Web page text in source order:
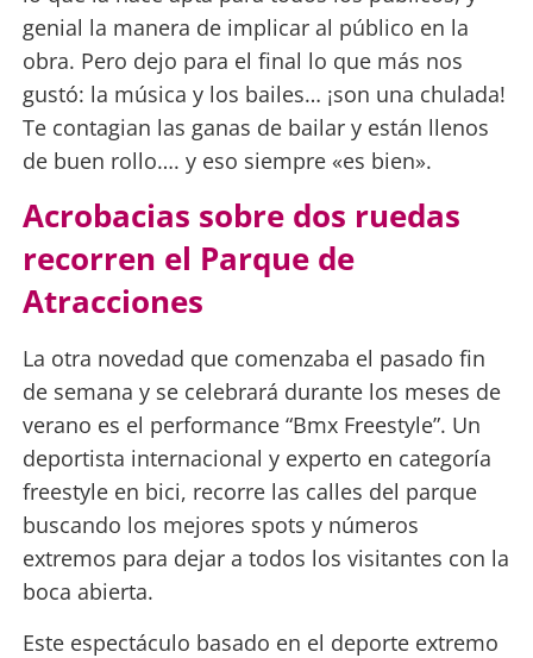
genial la manera de implicar al público en la
obra. Pero dejo para el final lo que más nos
gustó: la música y los bailes… ¡son una chulada!
Te contagian las ganas de bailar y están llenos
de buen rollo…. y eso siempre «es bien».
Acrobacias sobre dos ruedas
recorren el Parque de
Atracciones
La otra novedad que comenzaba el pasado fin
de semana y se celebrará durante los meses de
verano es el performance “Bmx Freestyle”. Un
deportista internacional y experto en categoría
freestyle en bici, recorre las calles del parque
buscando los mejores spots y números
extremos para dejar a todos los visitantes con la
boca abierta.
Este espectáculo basado en el deporte extremo